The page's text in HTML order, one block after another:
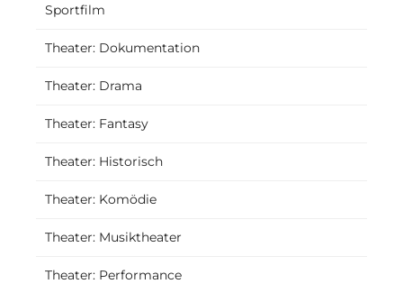
Sportfilm
Theater: Dokumentation
Theater: Drama
Theater: Fantasy
Theater: Historisch
Theater: Komödie
Theater: Musiktheater
Theater: Performance